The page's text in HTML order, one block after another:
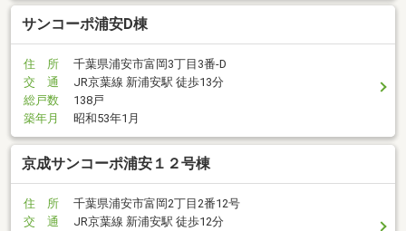
サンコーポ浦安D棟
住 所
千葉県浦安市富岡3丁目3番-D
交 通
JR京葉線 新浦安駅 徒歩13分
総戸数
138戸
築年月
昭和53年1月
京成サンコーポ浦安１２号棟
住 所
千葉県浦安市富岡2丁目2番12号
交 通
JR京葉線 新浦安駅 徒歩12分